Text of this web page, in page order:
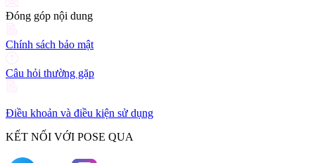
Đóng góp nội dung
Chính sách bảo mật
Câu hỏi thường gặp
Điều khoản và điều kiện sử dụng
KẾT NỐI VỚI POSE QUA